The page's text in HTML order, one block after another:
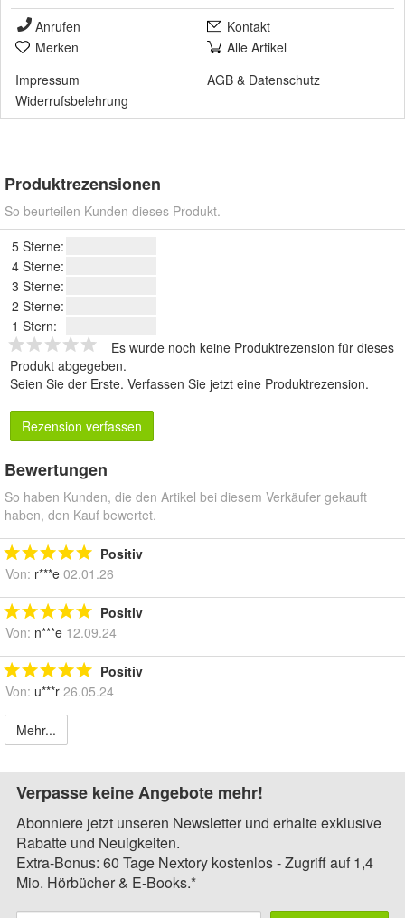
Anrufen
Kontakt
Merken
Alle Artikel
Impressum
AGB & Datenschutz
Widerrufsbelehrung
Produktrezensionen
So beurteilen Kunden dieses Produkt.
5 Sterne:
4 Sterne:
3 Sterne:
2 Sterne:
1 Stern:
Es wurde noch keine Produktrezension für dieses
Produkt abgegeben.
Seien Sie der Erste. Verfassen Sie jetzt eine Produktrezension.
Rezension verfassen
Bewertungen
So haben Kunden, die den Artikel bei diesem Verkäufer gekauft
haben, den Kauf bewertet.
Positiv
Von: r***e 02.01.26
Positiv
Von: n***e 12.09.24
Positiv
Von: u***r 26.05.24
Mehr...
Verpasse keine Angebote mehr!
Abonniere jetzt unseren Newsletter und erhalte exklusive
Rabatte und Neuigkeiten.
Extra-Bonus: 60 Tage Nextory kostenlos - Zugriff auf 1,4
Mio. Hörbücher & E-Books.*